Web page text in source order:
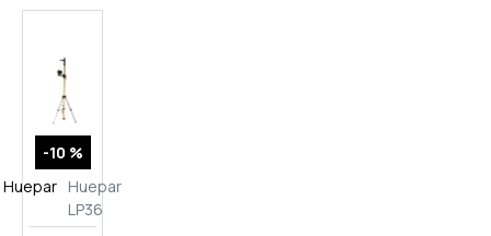
-10 %
Huepar Huepar
LP36